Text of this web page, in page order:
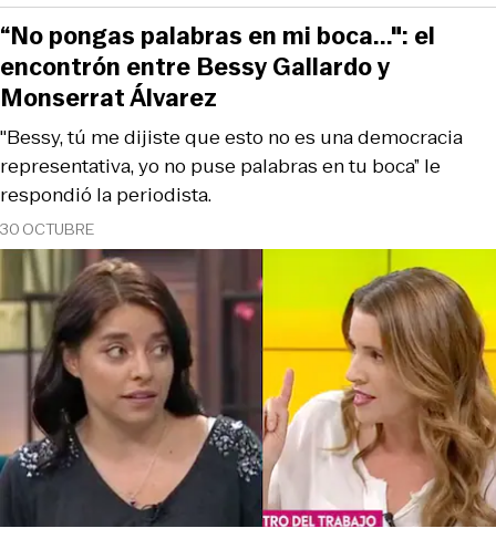
30 OCTUBRE
"Bessy, tú me dijiste que esto no es una democracia
representativa, yo no puse palabras en tu boca” le
respondió la periodista.
“No pongas palabras en mi boca...": el
encontrón entre Bessy Gallardo y
Monserrat Álvarez